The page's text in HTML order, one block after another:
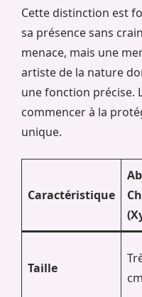
Cette distinction est
sa présence sans
menace, mais une
artiste de la nature
une fonction précise.
commencer à la
unique.
Caractéristique
Taille